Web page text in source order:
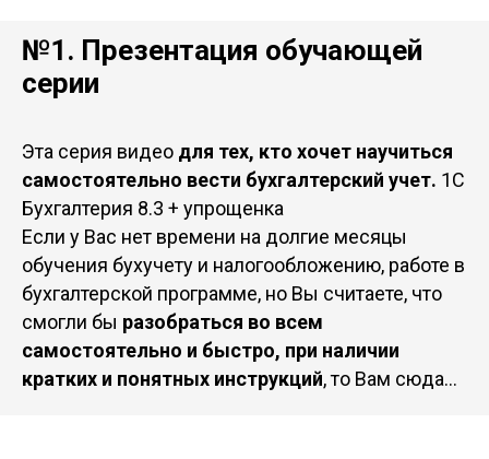
№1. Презентация обучающей
серии
Эта серия видео для тех, кто хочет научиться
самостоятельно вести бухгалтерский учет. 1С
Бухгалтерия 8.3 + упрощенка
Если у Вас нет времени на долгие месяцы
обучения бухучету и налогообложению, работе в
бухгалтерской программе, но Вы считаете, что
смогли бы разобраться во всем
самостоятельно и быстро, при наличии
кратких и понятных инструкций, то Вам сюда...